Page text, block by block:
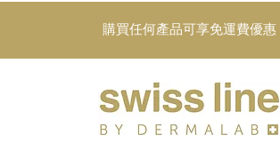
購買任何產品可享免運費優惠